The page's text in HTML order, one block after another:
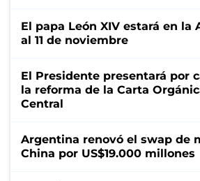
El papa León XIV estará en la
al 11 de noviembre
El Presidente presentará por
la reforma de la Carta
Central
Argentina renovó el swap de
China por US$19.000 millones